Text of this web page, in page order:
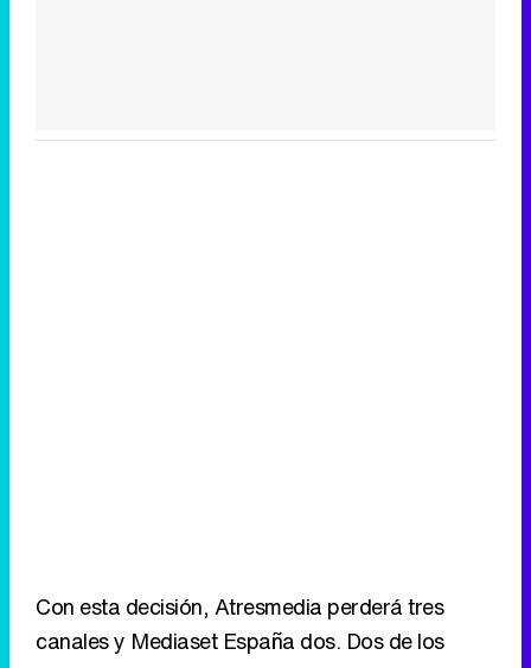
Con esta decisión, Atresmedia perderá tres
canales y Mediaset España dos. Dos de los